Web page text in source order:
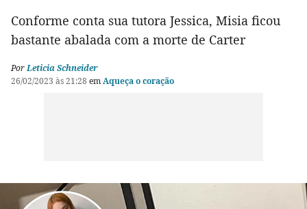
Conforme conta sua tutora Jessica, Misia ficou
bastante abalada com a morte de Carter
PorLeticia Schneider
26/02/2023 às 21:28 emAqueça o coração